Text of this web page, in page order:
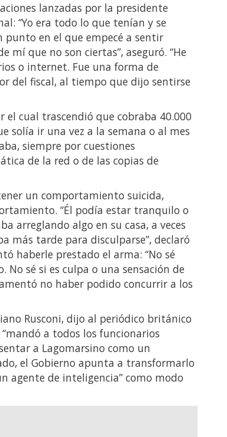
lanzadas por la presidente
“Yo era todo lo que tenían y se
punto en el que empecé a sentir
mí que no son ciertas”, aseguró. “He
o internet. Fue una forma de
del fiscal, al tiempo que dijo sentirse
cual trascendió que cobraba 40.000
solía ir una vez a la semana o al mes
siempre por cuestiones
de la red o de las copias de
un comportamiento suicida,
“Él podía estar tranquilo o
arreglando algo en su casa, a veces
más tarde para disculparse”, declaró
haberle prestado el arma: “No sé
sé si es culpa o una sensación de
no haber podido concurrir a los
Rusconi, dijo al periódico británico
a todos los funcionarios
a Lagomarsino como un
el Gobierno apunta a transformarlo
agente de inteligencia” como modo